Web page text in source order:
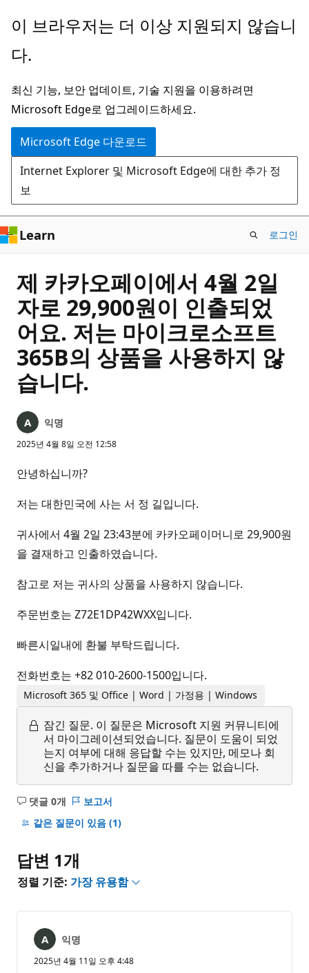
주
콘
츠
로
건
너
뛰
기
이 브라우저는 더 이상 지원되지 않습니
다.
최신 기능, 보안 업데이트, 기술 지원을 이용하려면
Microsoft Edge로 업그레이드하세요.
Microsoft Edge 다운로드
Internet Explorer 및 Microsoft Edge에 대한 추가 정
보
Learn 로그인
제 카카오페이에서 4월 2일
자로 29,900원이 인출되었
어요. 저는 마이크로소프트
365B의 상품을 사용하지 않
습니다.
익명
2025년 4월 8일 오전 12:58
안녕하십니까?
저는 대한민국에 사는 서 정 길입니다.
귀사에서 4월 2일 23:43분에 카카오페이머니로 29,900원
을 결재하고 인출하였습니다.
참고로 저는 귀사의 상품을 사용하지 않습니다.
주문번호는 Z72E1DP42WXX입니다.
빠른시일내에 환불 부탁드립니다.
전화번호는 +82 010-2600-1500입니다.
Microsoft 365 및 Office | Word | 가정용 | Windows
잠긴 질문. 이 질문은 Microsoft 지원 커뮤니티에
서 마이그레이션되었습니다. 질문이 도움이 되었
는지 여부에 대해 응답할 수는 있지만, 메모나 회
신을 추가하거나 질문을 따를 수는 없습니다.
댓글 0개
설
명
음
보고서
같은 질문이 있음 (1)
답변 1개
정렬 기준: 가장 유용함
익명
2025년 4월 11일 오후 4:48